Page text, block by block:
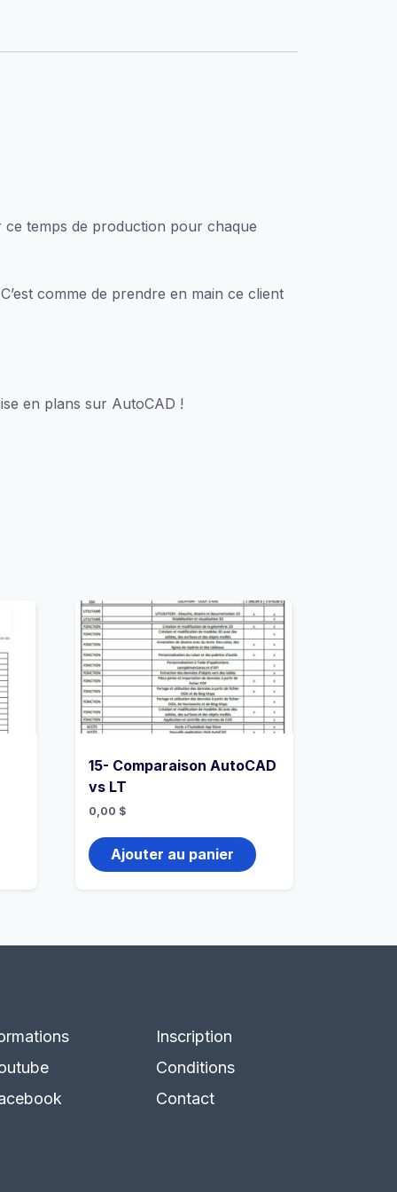
ce temps de production pour chaque
comme de prendre en main ce client
en plans sur AutoCAD !
15- Comparaison AutoCAD
vs LT
0,00 $
Ajouter au panier
Inscription
Conditions
Contact